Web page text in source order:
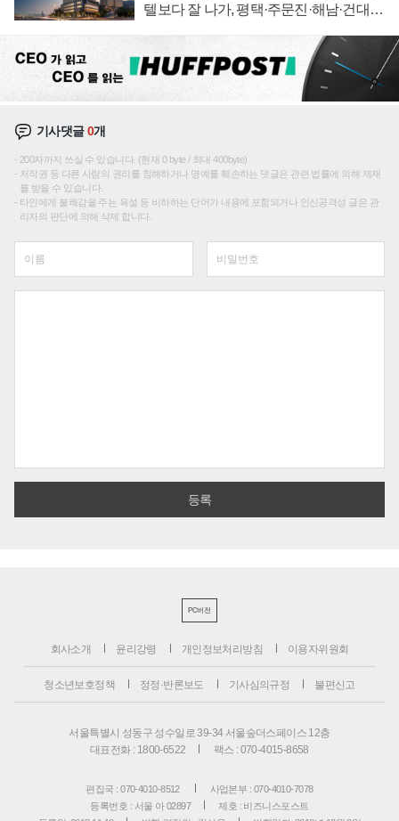
텔보다 잘 나가, 평택·주문진·해남·건대로
기사댓글0개
200자까지 쓰실 수 있습니다. (현재 0 byte / 최대 400byte)
저작권 등 다른 사람의 권리를 침해하거나 명예를 훼손하는 댓글은 관련 법률에 의해 제재
를 받을 수 있습니다.
타인에게 불쾌감을 주는 욕설 등 비하하는 단어가 내용에 포함되거나 인신공격성 글은 관
리자의 판단에 의해 삭제 합니다.
PC버전
회사소개 윤리강령 개인정보처리방침 이용자위원회
청소년보호정책 정정·반론보도 기사심의규정 불편신고
서울특별시 성동구 성수일로 39-34 서울숲더스페이스 12층
대표전화 : 1800-6522
팩스 : 070-4015-8658
편집국 : 070-4010-8512
사업본부 : 070-4010-7078
등록번호 : 서울 아 02897
제호 : 비즈니스포스트